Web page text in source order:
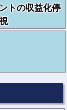
トの収益化停